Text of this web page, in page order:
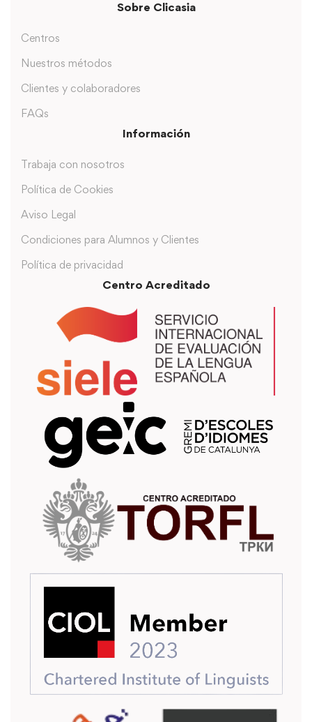
Sobre Clicasia
Centros
Nuestros métodos
Clientes y colaboradores
FAQs
Información
Trabaja con nosotros
Política de Cookies
Aviso Legal
Condiciones para Alumnos y Clientes
Política de privacidad
Centro Acreditado